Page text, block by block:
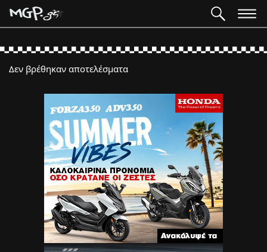
Δεν βρέθηκαν αποτελέσματα